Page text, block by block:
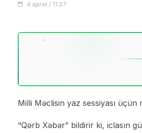
4 aprel / 11:27
Milli Məclisin yaz sessiyası
“Qərb Xəbər” bildirir ki, iclasın